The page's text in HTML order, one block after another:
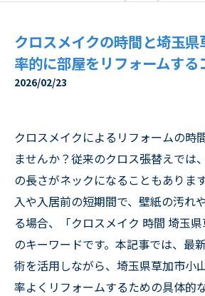
クロスメイクの時間と埼玉
率的に部屋をリフォームする
2026/02/23
クロスメイクによるリフォームの時
ませんか？従来のクロス張替えでは
の長さがネックになることもありま
入や入居前の短期間で、壁紙の汚れ
る場合、「クロスメイク 時間 埼玉
のキーワードです。本記事では、最
術を活用しながら、埼玉県草加市小
率よくリフォームするための具体的